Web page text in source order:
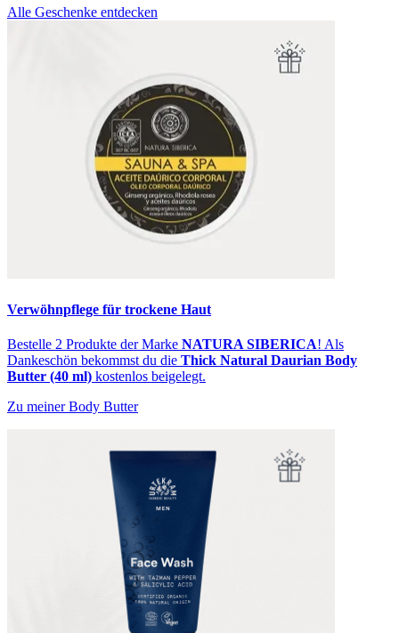
Alle Geschenke entdecken
Verwöhnpflege für trockene Haut
Bestelle 2 Produkte der Marke NATURA SIBERICA! Als
Dankeschön bekommst du die Thick Natural Daurian Body
Butter (40 ml) kostenlos beigelegt.
Zu meiner Body Butter